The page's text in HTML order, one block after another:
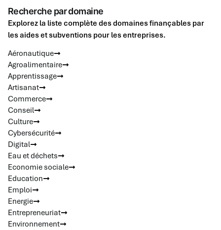
Recherche par domaine
Explorez la liste complète des domaines finançables par
les aides et subventions pour les entreprises.
Aéronautique
Agroalimentaire
Apprentissage
Artisanat
Commerce
Conseil
Culture
Cybersécurité
Digital
Eau et déchets
Economie sociale
Education
Emploi
Energie
Entrepreneuriat
Environnement